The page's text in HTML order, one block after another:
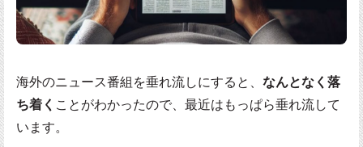
海外のニュース番組を垂れ流しにすると、 なんとなく落
ち着く ことがわかったので、最近はもっぱら垂れ流して
います。